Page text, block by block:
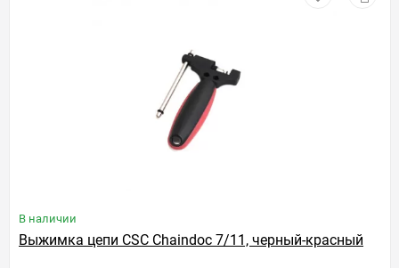
В наличии
Выжимка цепи CSC Chaindoc 7/11, черный-красный